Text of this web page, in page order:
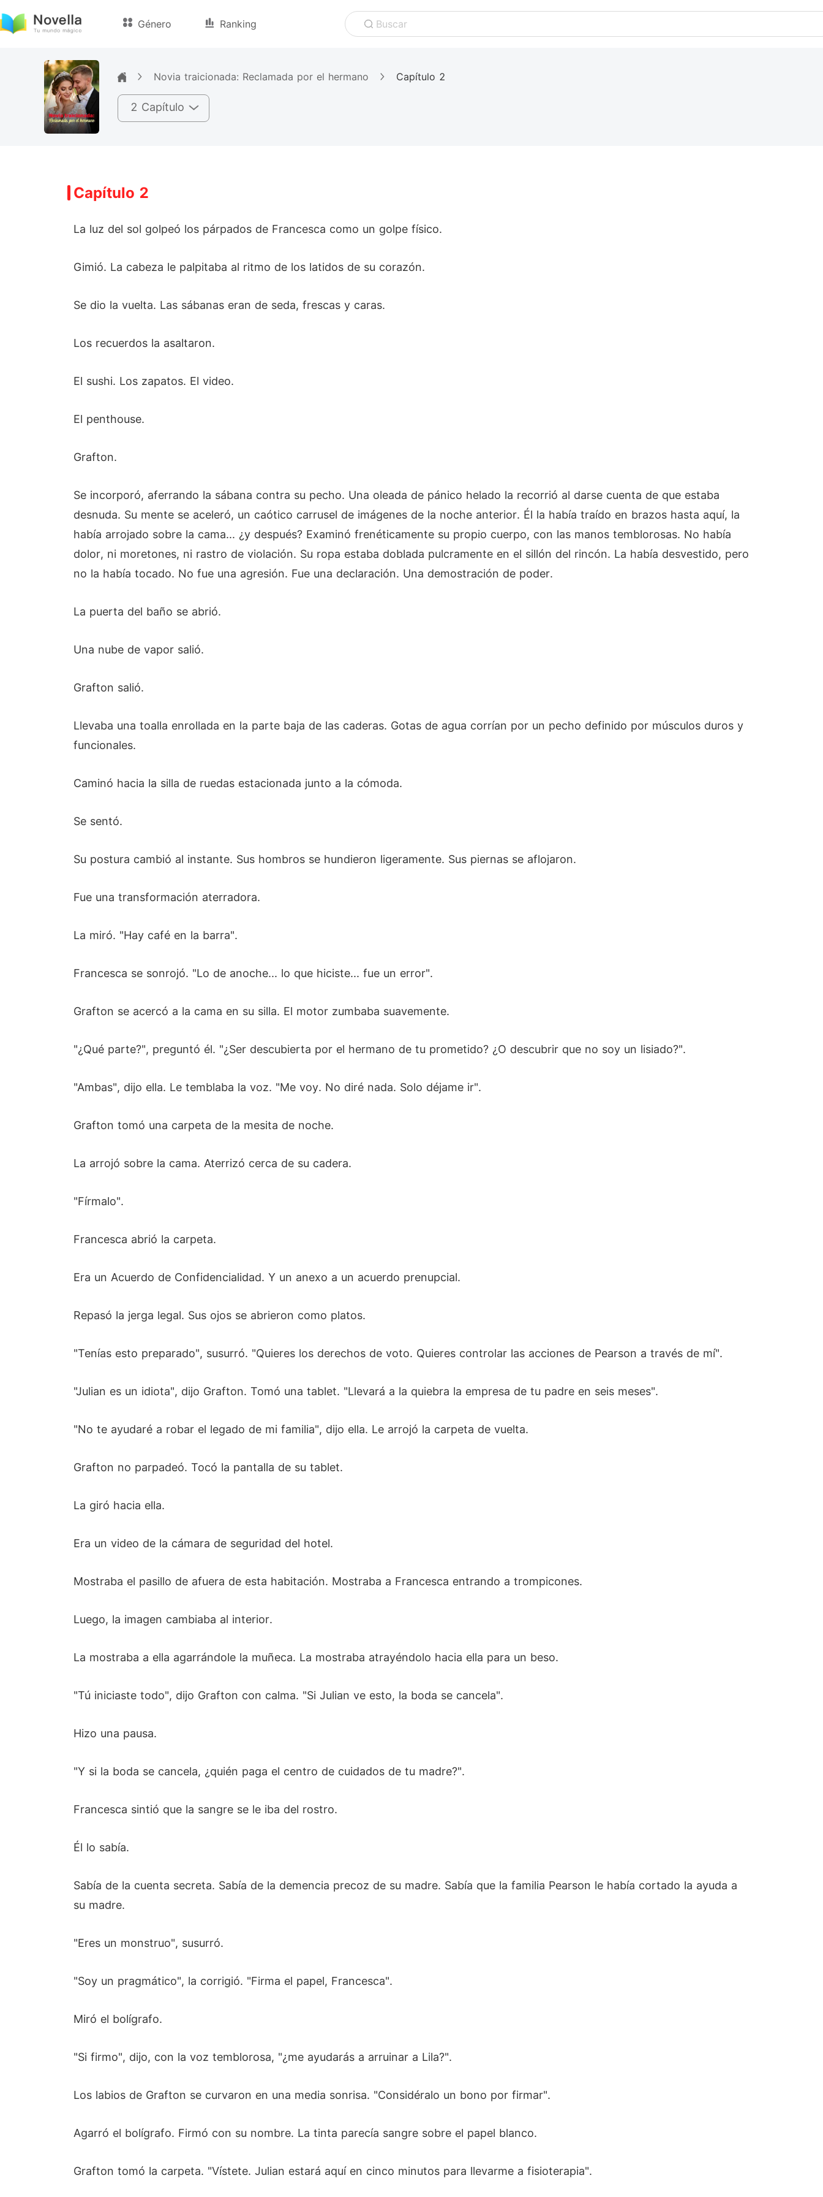
Género Ranking Buscar
Novia traicionada: Reclamada por el hermano Capítulo 2
2 Capítulo
Capítulo 2
La luz del sol golpeó los párpados de Francesca como un golpe físico.
Gimió. La cabeza le palpitaba al ritmo de los latidos de su corazón.
Se dio la vuelta. Las sábanas eran de seda, frescas y caras.
Los recuerdos la asaltaron.
El sushi. Los zapatos. El video.
El penthouse.
Grafton.
Se incorporó, aferrando la sábana contra su pecho. Una oleada de pánico helado la recorrió al darse cuenta de que estaba
desnuda. Su mente se aceleró, un caótico carrusel de imágenes de la noche anterior. Él la había traído en brazos hasta aquí, la
había arrojado sobre la cama... ¿y después? Examinó frenéticamente su propio cuerpo, con las manos temblorosas. No había
dolor, ni moretones, ni rastro de violación. Su ropa estaba doblada pulcramente en el sillón del rincón. La había desvestido, pero
no la había tocado. No fue una agresión. Fue una declaración. Una demostración de poder.
La puerta del baño se abrió.
Una nube de vapor salió.
Grafton salió.
Llevaba una toalla enrollada en la parte baja de las caderas. Gotas de agua corrían por un pecho definido por músculos duros y
funcionales.
Caminó hacia la silla de ruedas estacionada junto a la cómoda.
Se sentó.
Su postura cambió al instante. Sus hombros se hundieron ligeramente. Sus piernas se aflojaron.
Fue una transformación aterradora.
La miró. "Hay café en la barra".
Francesca se sonrojó. "Lo de anoche... lo que hiciste... fue un error".
Grafton se acercó a la cama en su silla. El motor zumbaba suavemente.
"¿Qué parte?", preguntó él. "¿Ser descubierta por el hermano de tu prometido? ¿O descubrir que no soy un lisiado?".
"Ambas", dijo ella. Le temblaba la voz. "Me voy. No diré nada. Solo déjame ir".
Grafton tomó una carpeta de la mesita de noche.
La arrojó sobre la cama. Aterrizó cerca de su cadera.
"Fírmalo".
Francesca abrió la carpeta.
Era un Acuerdo de Confidencialidad. Y un anexo a un acuerdo prenupcial.
Repasó la jerga legal. Sus ojos se abrieron como platos.
"Tenías esto preparado", susurró. "Quieres los derechos de voto. Quieres controlar las acciones de Pearson a través de mí".
"Julian es un idiota", dijo Grafton. Tomó una tablet. "Llevará a la quiebra la empresa de tu padre en seis meses".
"No te ayudaré a robar el legado de mi familia", dijo ella. Le arrojó la carpeta de vuelta.
Grafton no parpadeó. Tocó la pantalla de su tablet.
La giró hacia ella.
Era un video de la cámara de seguridad del hotel.
Mostraba el pasillo de afuera de esta habitación. Mostraba a Francesca entrando a trompicones.
Luego, la imagen cambiaba al interior.
La mostraba a ella agarrándole la muñeca. La mostraba atrayéndolo hacia ella para un beso.
"Tú iniciaste todo", dijo Grafton con calma. "Si Julian ve esto, la boda se cancela".
Hizo una pausa.
"Y si la boda se cancela, ¿quién paga el centro de cuidados de tu madre?".
Francesca sintió que la sangre se le iba del rostro.
Él lo sabía.
Sabía de la cuenta secreta. Sabía de la demencia precoz de su madre. Sabía que la familia Pearson le había cortado la ayuda a
su madre.
"Eres un monstruo", susurró.
"Soy un pragmático", la corrigió. "Firma el papel, Francesca".
Miró el bolígrafo.
"Si firmo", dijo, con la voz temblorosa, "¿me ayudarás a arruinar a Lila?".
Los labios de Grafton se curvaron en una media sonrisa. "Considéralo un bono por firmar".
Agarró el bolígrafo. Firmó con su nombre. La tinta parecía sangre sobre el papel blanco.
Grafton tomó la carpeta. "Vístete. Julian estará aquí en cinco minutos para llevarme a fisioterapia".